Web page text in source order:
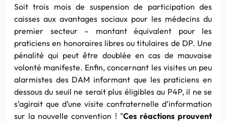
Soit trois mois de suspension de participation des
caisses aux avantages sociaux pour les médecins du
premier secteur – montant équivalent pour les
praticiens en honoraires libres ou titulaires de DP. Une
pénalité qui peut être doublée en cas de mauvaise
volonté manifeste. Enfin, concernant les visites un peu
alarmistes des DAM informant que les praticiens en
dessous du seuil ne serait plus éligibles au P4P, il ne se
s’agirait que d’une visite confraternelle d’information
sur la nouvelle convention ! "Ces réactions prouvent